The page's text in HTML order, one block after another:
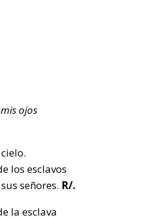
ojos
los esclavos
señores. R/.
la esclava